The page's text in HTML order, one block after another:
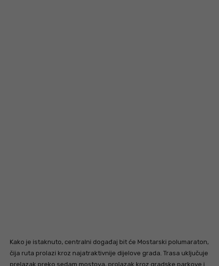
Kako je istaknuto, centralni događaj bit će Mostarski polumaraton,
čija ruta prolazi kroz najatraktivnije dijelove grada. Trasa uključuje
prelazak preko sedam mostova, prolazak kroz gradske parkove i